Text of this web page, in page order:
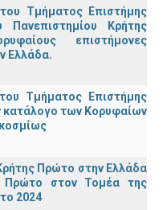
Τμήματος Επιστήμης
Πανεπιστημίου Κρήτης
επιστήμονες
Ελλάδα.
Τμήματος Επιστήμης
κατάλογο των Κορυφαίων
Πρώτο στην Ελλάδα
στον Τομέα της
2024